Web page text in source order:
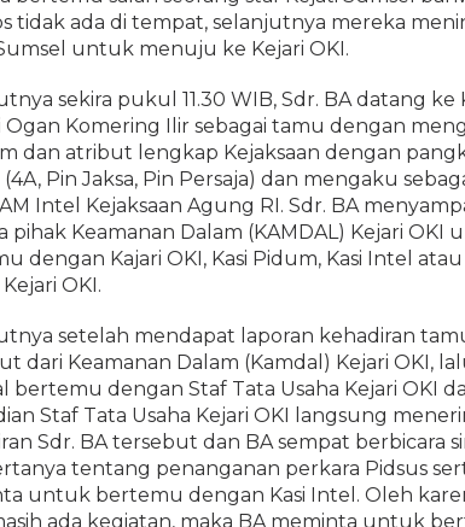
tidak ada di tempat, selanjutnya mereka
untuk menuju ke Kejari OKI.
sekira pukul 11.30 WIB, Sdr. BA datang ke
Ogan Komering Ilir sebagai tamu dengan
dan atribut lengkap Kejaksaan dengan
Pin Jaksa, Pin Persaja) dan mengaku
Intel Kejaksaan Agung RI. Sdr. BA
pihak Keamanan Dalam (KAMDAL) Kejari OKI
dengan Kajari OKI, Kasi Pidum, Kasi Intel atau
OKI.
setelah mendapat laporan kehadiran
dari Keamanan Dalam (Kamdal) Kejari OKI,
bertemu dengan Staf Tata Usaha Kejari OKI
Staf Tata Usaha Kejari OKI langsung
Sdr. BA tersebut dan BA sempat berbicara
tentang penanganan perkara Pidsus
untuk bertemu dengan Kasi Intel. Oleh
ada kegiatan, maka BA meminta untuk